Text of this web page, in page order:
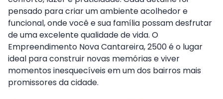
pensado para criar um ambiente acolhedor e
funcional, onde você e sua família possam desfrutar
de uma excelente qualidade de vida. O
Empreendimento Nova Cantareira, 2500 é o lugar
ideal para construir novas memórias e viver
momentos inesquecíveis em um dos bairros mais
promissores da cidade.